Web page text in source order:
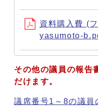
資料購入費 (
yasumoto-
その他の議員の報告
だけます。
議席番号1～8の議員